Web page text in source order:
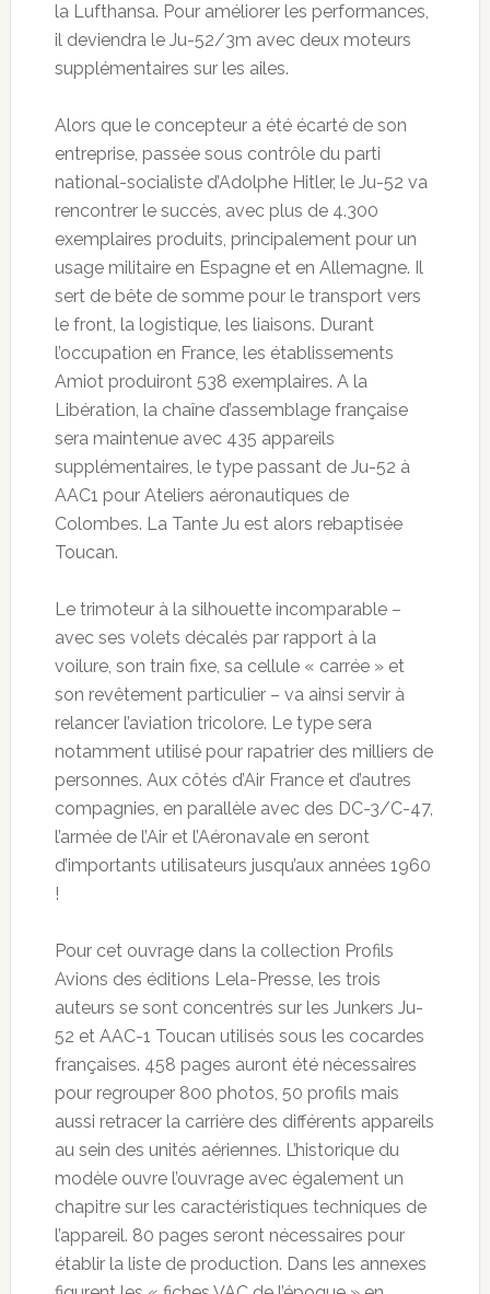
la Lufthansa. Pour améliorer les performances,
il deviendra le Ju-52/3m avec deux moteurs
supplémentaires sur les ailes.
Alors que le concepteur a été écarté de son
entreprise, passée sous contrôle du parti
national-socialiste d’Adolphe Hitler, le Ju-52 va
rencontrer le succès, avec plus de 4.300
exemplaires produits, principalement pour un
usage militaire en Espagne et en Allemagne. Il
sert de bête de somme pour le transport vers
le front, la logistique, les liaisons. Durant
l’occupation en France, les établissements
Amiot produiront 538 exemplaires. A la
Libération, la chaîne d’assemblage française
sera maintenue avec 435 appareils
supplémentaires, le type passant de Ju-52 à
AAC1 pour Ateliers aéronautiques de
Colombes. La Tante Ju est alors rebaptisée
Toucan.
Le trimoteur à la silhouette incomparable –
avec ses volets décalés par rapport à la
voilure, son train fixe, sa cellule « carrée » et
son revêtement particulier – va ainsi servir à
relancer l’aviation tricolore. Le type sera
notamment utilisé pour rapatrier des milliers de
personnes. Aux côtés d’Air France et d’autres
compagnies, en parallèle avec des DC-3/C-47,
l’armée de l’Air et l’Aéronavale en seront
d’importants utilisateurs jusqu’aux années 1960
!
Pour cet ouvrage dans la collection Profils
Avions des éditions Lela-Presse, les trois
auteurs se sont concentrés sur les Junkers Ju-
52 et AAC-1 Toucan utilisés sous les cocardes
françaises. 458 pages auront été nécessaires
pour regrouper 800 photos, 50 profils mais
aussi retracer la carrière des différents appareils
au sein des unités aériennes. L’historique du
modèle ouvre l’ouvrage avec également un
chapitre sur les caractéristiques techniques de
l’appareil. 80 pages seront nécessaires pour
établir la liste de production. Dans les annexes